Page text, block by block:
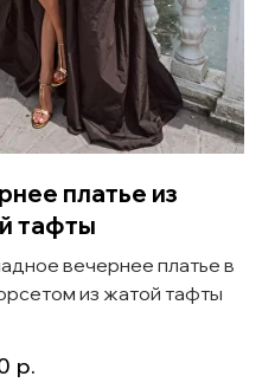
платье из
тафты
вечернее платье в
из жатой тафты
р.